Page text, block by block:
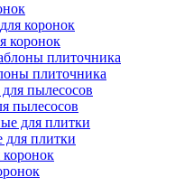
коронок
плиточника
пылесосов
плитки